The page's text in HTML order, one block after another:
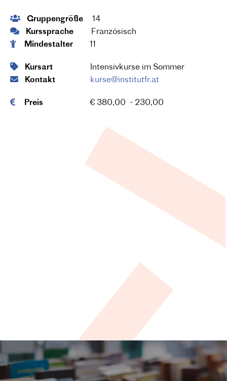
Gruppengröße
14
Kurssprache
Französisch
Mindestalter
11
Kursart
Intensivkurse im Sommer
Kontakt
kurse@institutfr.at
Preis € 380,00 - 230,00